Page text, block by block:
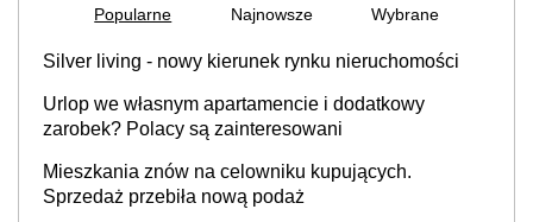
Popularne Najnowsze Wybrane
Silver living - nowy kierunek rynku nieruchomości
Urlop we własnym apartamencie i dodatkowy
zarobek? Polacy są zainteresowani
Mieszkania znów na celowniku kupujących.
Sprzedaż przebiła nową podaż